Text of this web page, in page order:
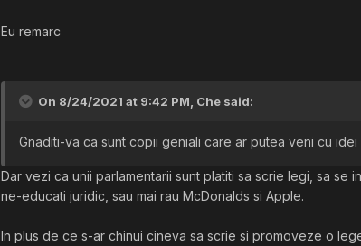
Eu remarc
On 8/24/2021 at 9:42 PM, Che said:
Gnaditi-va ca sunt copii geniali care ar putea veni cu idei
Dar vezi ca unii parlamentarii sunt platiti sa scrie legi, sa
ne-educati juridic, sau mai rau McDonalds si Apple.
In plus de ce s-ar chinui cineva sa scrie si promoveze o